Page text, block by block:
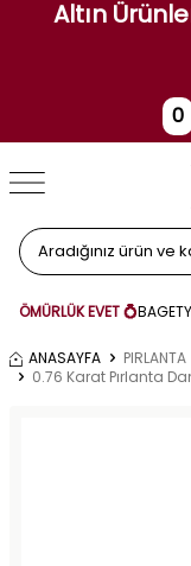
Altın
0
ÖMÜRLÜK EVET 💍BAGET
ANASAYFA PIRLANTA
0.76 Karat Pırlanta